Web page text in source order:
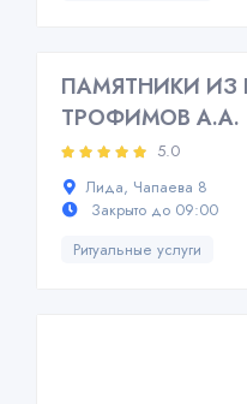
ПАМЯТНИКИ ИЗ
ТРОФИМОВ А.А.
5.0
Лида, Чапаева 8
Закрыто до 09:00
Ритуальные услуги